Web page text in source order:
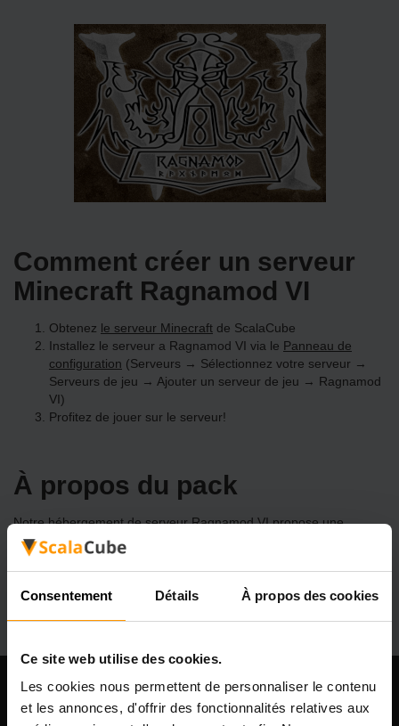
Consentement Détails À propos des cookies
Ce site web utilise des cookies.
Les cookies nous permettent de personnaliser le contenu
et les annonces, d'offrir des fonctionnalités relatives aux
Comment créer un serveur
Minecraft Ragnamod VI
Obtenez le serveur Minecraft de ScalaCube
Installez le serveur a Ragnamod VI via le Panneau de
configuration (Serveurs → Sélectionnez votre serveur →
Serveurs de jeu → Ajouter un serveur de jeu → Ragnamod
VI)
Profitez de jouer sur le serveur!
À propos du pack
Notre hébergement de serveur Ragnamod VI propose une
installation simple en un clic pour plus de 3298 modpacks
uniques. Créez votre propre serveur Ragnamod VI dès
aujourd'hui!
Notre compagnie